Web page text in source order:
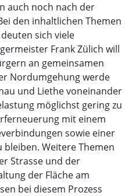
auch noch nach der
den inhaltlichen Themen
sich viele
Frank Zülich will
an gemeinsamen
Nordumgehung werde
und Liethe voneinander
möglichst gering zu
mit einem
sowie einer
bleiben. Weitere Themen
Strasse und der
der Fläche am
bei diesem Prozess